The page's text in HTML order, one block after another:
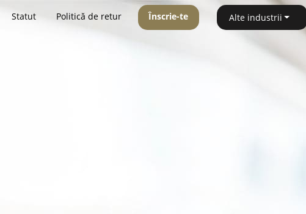
Statut Politică de retur Înscrie-te Alte industrii